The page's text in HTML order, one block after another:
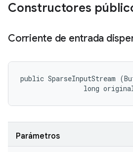
Constructores
Corriente de entrada
public SparseInputStream
long
Parámetros